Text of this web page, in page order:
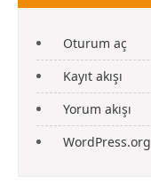
Oturum aç
Kayıt akışı
Yorum akışı
WordPress.org